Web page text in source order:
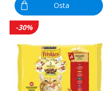
Osta
-30%